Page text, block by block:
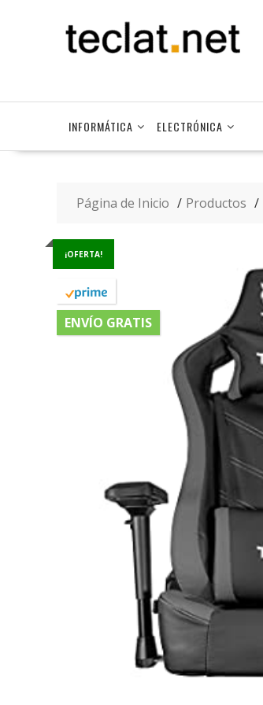
INFORMÁTICA ELECTRÓNICA
Página de Inicio Productos
¡OFERTA!
ENVÍO GRATIS